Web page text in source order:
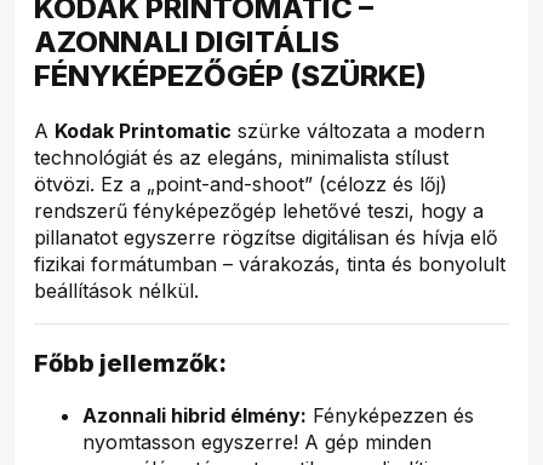
KODAK PRINTOMATIC –
AZONNALI DIGITÁLIS
FÉNYKÉPEZŐGÉP (SZÜRKE)
A Kodak Printomatic szürke változata a modern
technológiát és az elegáns, minimalista stílust
ötvözi. Ez a „point-and-shoot” (célozz és lőj)
rendszerű fényképezőgép lehetővé teszi, hogy a
pillanatot egyszerre rögzítse digitálisan és hívja elő
fizikai formátumban – várakozás, tinta és bonyolult
beállítások nélkül.
Főbb jellemzők:
Azonnali hibrid élmény: Fényképezzen és
nyomtasson egyszerre! A gép minden